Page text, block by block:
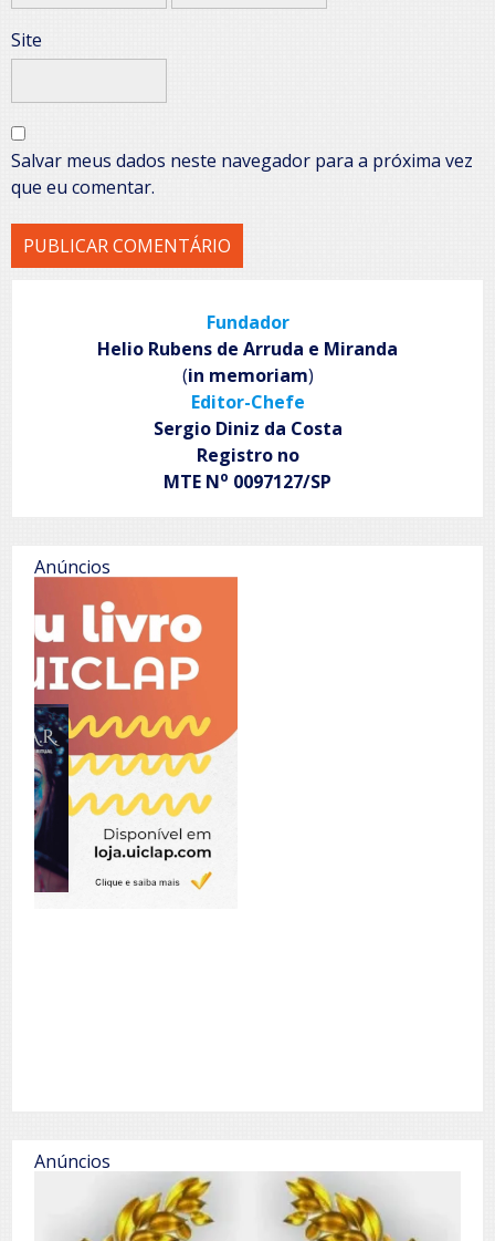
Site
Salvar meus dados neste navegador para a próxima vez
que eu comentar.
Fundador
Helio Rubens de Arruda e Miranda
(in memoriam)
Editor-Chefe
Sergio Diniz da Costa
Registro no
MTE No 0097127/SP
Anúncios
Anúncios